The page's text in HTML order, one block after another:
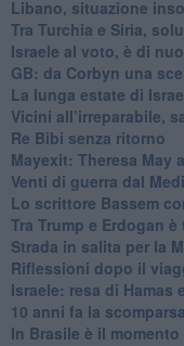
Libano, situazione
Tra Turchia e Siria,
Israele al voto, è di
GB: da Corbyn una
La lunga estate di
Vicini all’irreparabile,
Re Bibi senza ritorno
Mayexit: Theresa May
Venti di guerra dal
Lo scrittore Bassem
Tra Trump e Erdogan
Strada in salita per la
Riflessioni dopo il
Israele: resa di
10 anni fa la
In Brasile è il